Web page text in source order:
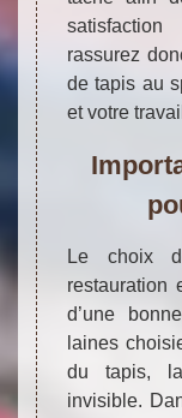
rassurez
de tapis au
et votre
Le choix
restauration
d’une
laines
du tapis, la
invisible.